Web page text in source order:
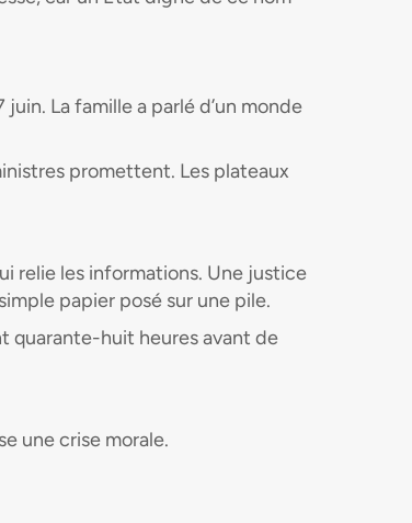
La famille a parlé d’un monde
promettent. Les plateaux
relie les informations. Une justice
papier posé sur une pile.
quarante-huit heures avant de
une crise morale.